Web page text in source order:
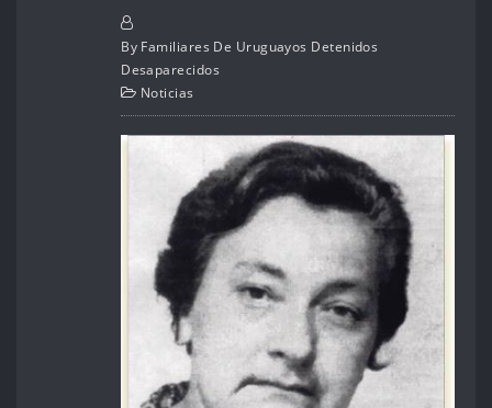
By Familiares De Uruguayos Detenidos
Desaparecidos
Noticias